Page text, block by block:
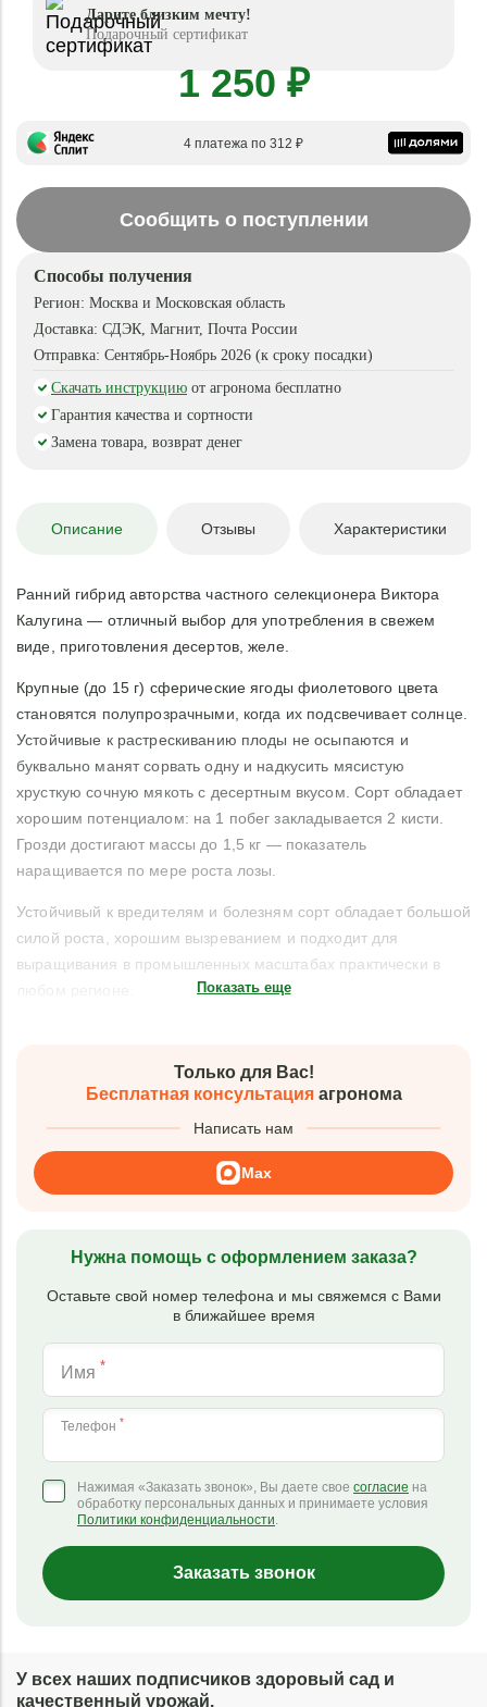
Дарите близким мечту!
Подарочный сертификат
1 250 ₽
4 платежа по 312 ₽
Сообщить о поступлении
Способы получения
Регион: Москва и Московская область
Доставка: СДЭК, Магнит, Почта России
Отправка: Сентябрь-Ноябрь 2026 (к сроку посадки)
Скачать инструкцию от агронома бесплатно
Гарантия качества и сортности
Замена товара, возврат денег
Описание Отзывы Характеристики
Ранний гибрид авторства частного селекционера Виктора
Калугина — отличный выбор для употребления в свежем
виде, приготовления десертов, желе.
Крупные (до 15 г) сферические ягоды фиолетового цвета
становятся полупрозрачными, когда их подсвечивает солнце.
Устойчивые к растрескиванию плоды не осыпаются и
буквально манят сорвать одну и надкусить мясистую
хрусткую сочную мякоть с десертным вкусом. Сорт обладает
хорошим потенциалом: на 1 побег закладывается 2 кисти.
Грозди достигают массы до 1,5 кг — показатель
наращивается по мере роста лозы.
Устойчивый к вредителям и болезням сорт обладает большой
силой роста, хорошим вызреванием и подходит для
выращивания в промышленных масштабах практически в
Показать еще
Только для Вас!
Бесплатная консультацияагронома
Написать нам
Max
Нужна помощь с оформлением заказа?
Оставьте свой номер телефона и мы свяжемся с Вами
в ближайшее время
Имя *
Телефон *
Нажимая «Заказать звонок», Вы даете свое согласие на
обработку персональных данных и принимаете условия
Политики конфиденциальности.
Заказать звонок
У всех наших подписчиков здоровый сад и
качественный урожай.